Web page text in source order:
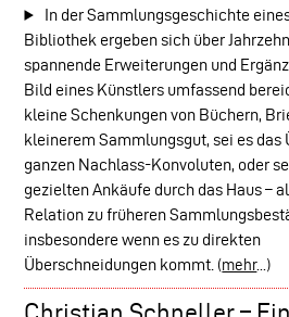
In der Sammlungsgeschichte
Bibliothek ergeben sich über
spannende Erweiterungen und
Bild eines Künstlers umfassend
kleine Schenkungen von Büchern,
kleinerem Sammlungsgut, sei es das
ganzen Nachlass-Konvoluten, oder
gezielten Ankäufe durch das Haus –
Relation zu früheren
insbesondere wenn es zu direkten
Überschneidungen kommt. (mehr...)